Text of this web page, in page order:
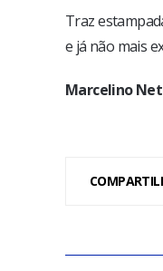
Traz
e já não mais
Marcelino